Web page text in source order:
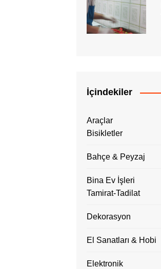
İçindekiler
Araçlar
Bisikletler
Bahçe & Peyzaj
Bina Ev İşleri
Tamirat-Tadilat
Dekorasyon
El Sanatları & Hobi
Elektronik